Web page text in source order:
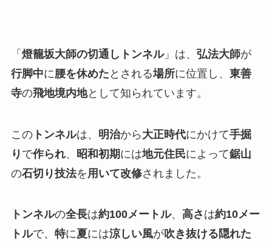
「 燈籠坂大師の切通しトンネル」は、 弘法大師が
行脚中に腰を休めた とされる場所に位置し、 東善
寺の飛地境内地として知られています。
このトンネルは、 明治から 大正時代にかけて手掘
り で作られ、 昭和初期には地元住民によって鋸山
の石切り技法を 用いて改修されました。
トンネルの全長は約100メートル、 高さ は約10メー
トルで、 特に夏には涼しい風が吹き抜ける隠れた